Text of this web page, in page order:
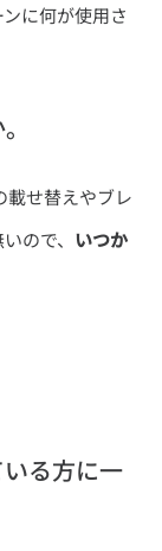
に何が使用さ
載せ替えやブレ
ので、 いつか
る方に一